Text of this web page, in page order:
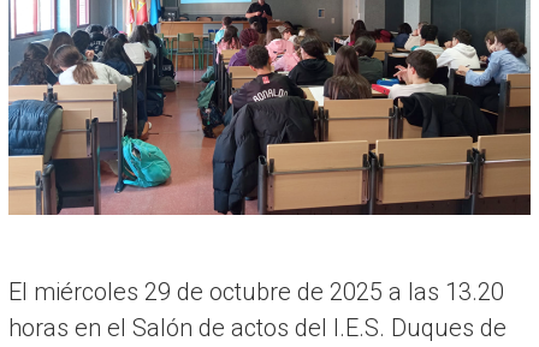
R
I
A
El miércoles 29 de octubre de 2025 a las 13.20
horas en el Salón de actos del I.E.S. Duques de